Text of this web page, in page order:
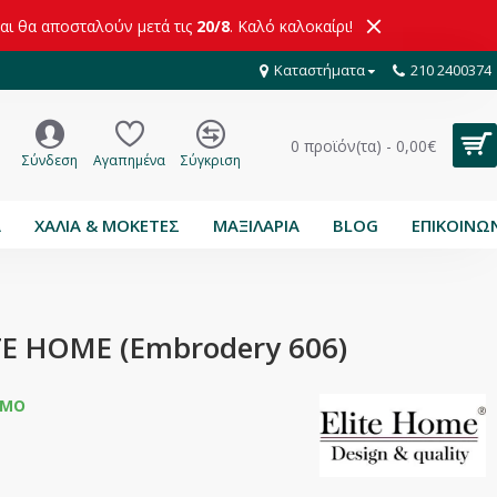
θα αποσταλούν μετά τις 20/8. Καλό καλοκαίρι!
Καταστήματα 210 2400374
Σύνδεση Αγαπημένα Σύγκριση
0 προϊόν(τα) - 0,00€
ΧΑΛΙΑ & ΜΟΚΕΤΕΣ ΜΑΞΙΛΑΡΙΑ BLOG
HOME (Embrodery 606)